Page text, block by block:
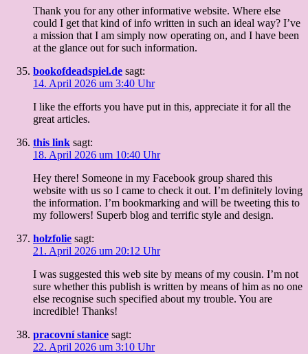
Thank you for any other informative website. Where else
could I get that kind of info written in such an ideal way? I’ve
a mission that I am simply now operating on, and I have been
at the glance out for such information.
bookofdeadspiel.de sagt:
14. April 2026 um 3:40 Uhr
I like the efforts you have put in this, appreciate it for all the
great articles.
this link sagt:
18. April 2026 um 10:40 Uhr
Hey there! Someone in my Facebook group shared this
website with us so I came to check it out. I’m definitely loving
the information. I’m bookmarking and will be tweeting this to
my followers! Superb blog and terrific style and design.
holzfolie sagt:
21. April 2026 um 20:12 Uhr
I was suggested this web site by means of my cousin. I’m not
sure whether this publish is written by means of him as no one
else recognise such specified about my trouble. You are
incredible! Thanks!
pracovní stanice sagt:
22. April 2026 um 3:10 Uhr